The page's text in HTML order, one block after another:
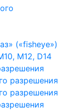
(«fisheye»)
M12, D14
разрешения
разрешения